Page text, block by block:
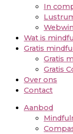
In
Wat is
Gratis
Gratis
Gratis
Over ons
Contact
Aanbod